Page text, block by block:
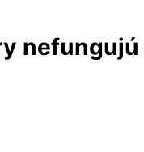
nefungujú